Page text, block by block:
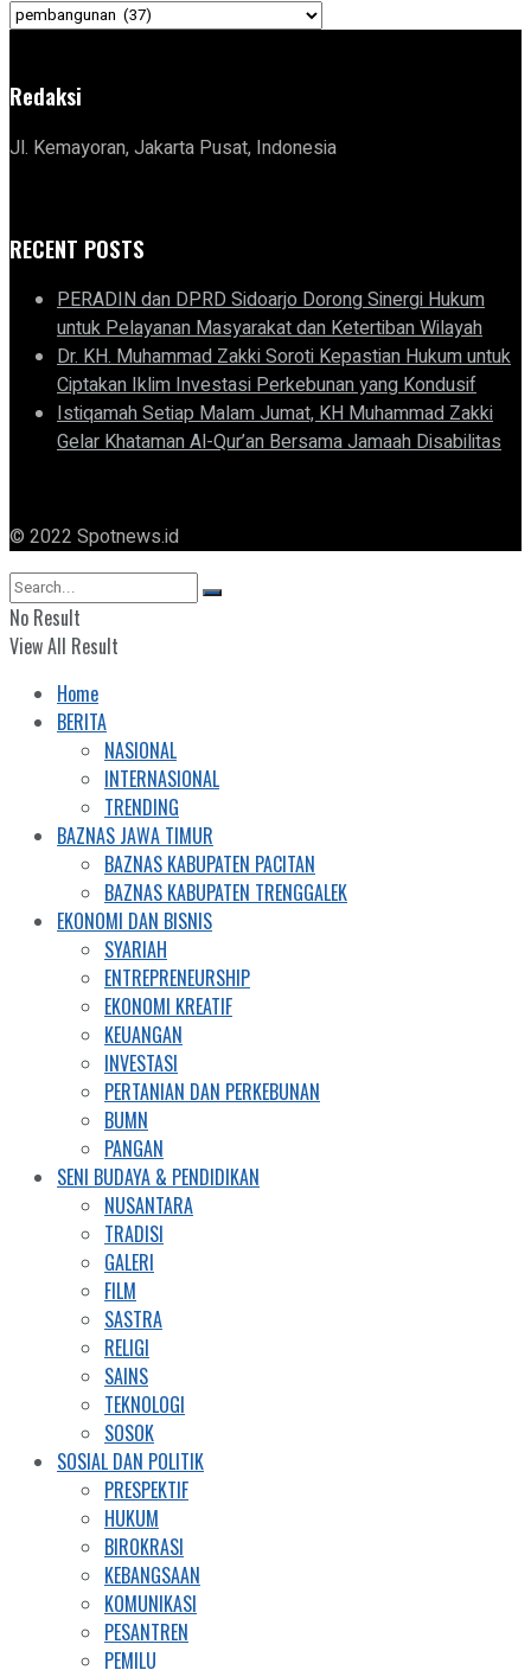
Browse
Redaksi
Jl. Kemayoran, Jakarta Pusat, Indonesia
RECENT POSTS
PERADIN dan DPRD Sidoarjo Dorong Sinergi Hukum
untuk Pelayanan Masyarakat dan Ketertiban Wilayah
Dr. KH. Muhammad Zakki Soroti Kepastian Hukum untuk
Ciptakan Iklim Investasi Perkebunan yang Kondusif
Istiqamah Setiap Malam Jumat, KH Muhammad Zakki
Gelar Khataman Al-Qur’an Bersama Jamaah Disabilitas
© 2022 Spotnews.id
No Result
View All Result
Home
BERITA
NASIONAL
INTERNASIONAL
TRENDING
BAZNAS JAWA TIMUR
BAZNAS KABUPATEN PACITAN
BAZNAS KABUPATEN TRENGGALEK
EKONOMI DAN BISNIS
SYARIAH
ENTREPRENEURSHIP
EKONOMI KREATIF
KEUANGAN
INVESTASI
PERTANIAN DAN PERKEBUNAN
BUMN
PANGAN
SENI BUDAYA & PENDIDIKAN
NUSANTARA
TRADISI
GALERI
FILM
SASTRA
RELIGI
SAINS
TEKNOLOGI
SOSOK
SOSIAL DAN POLITIK
PRESPEKTIF
HUKUM
BIROKRASI
KEBANGSAAN
KOMUNIKASI
PESANTREN
PEMILU